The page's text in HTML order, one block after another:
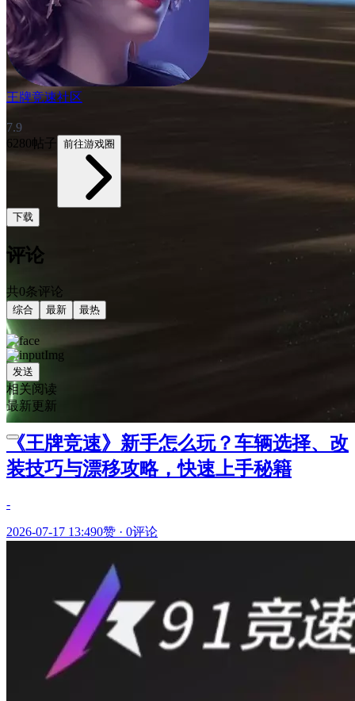
王牌竞速社区
7.9
6280帖子
前往游戏圈
下载
评论
共0条评论
综合 最新 最热
发送
相关阅读
最新更新
《王牌竞速》新手怎么玩？车辆选择、改
装技巧与漂移攻略，快速上手秘籍
-
2026-07-17 13:490赞 · 0评论